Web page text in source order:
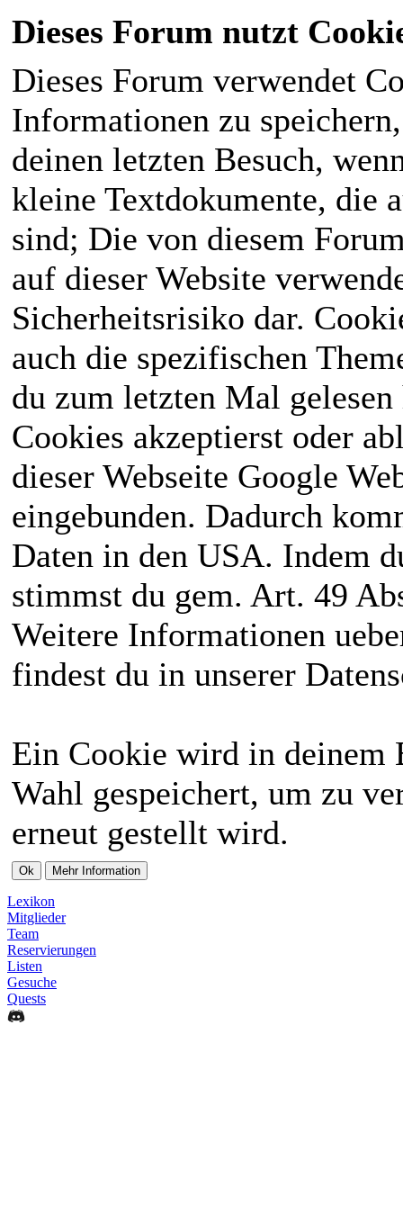
Dieses Forum nutzt
Dieses Forum verwendet
Informationen zu
deinen letzten Besuch,
kleine Textdokumente, die
sind; Die von diesem
auf dieser Website
Sicherheitsrisiko dar.
auch die spezifischen
du zum letzten Mal
Cookies akzeptierst oder
dieser Webseite Google
eingebunden. Dadurch
Daten in den USA. Indem
stimmst du gem. Art. 49
Weitere Informationen
findest du in unserer
Ein Cookie wird in deinem
Wahl gespeichert, um zu
erneut gestellt wird.
Lexikon
Mitglieder
Team
Reservierungen
Listen
Gesuche
Quests